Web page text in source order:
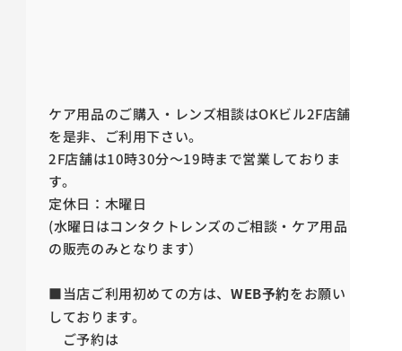
ケア用品のご購入・レンズ相談はOKビル2F店舗
を是非、ご利用下さい。
2F店舗は10時30分～19時まで営業しておりま
す。
定休日：木曜日
(水曜日はコンタクトレンズのご相談・ケア用品
の販売のみとなります）
■当店ご利用初めての方は、 WEB予約をお願い
しております。
ご予約は